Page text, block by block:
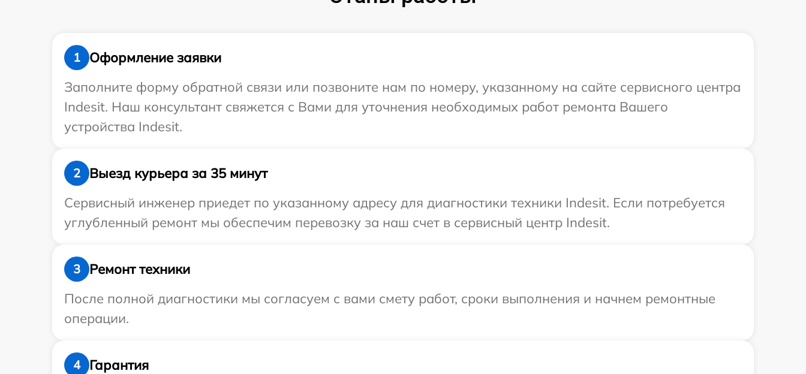
1
Оформление заявки
Заполните форму обратной связи или позвоните нам по номеру, указанному на сайте сервисного центра
Indesit. Наш консультант свяжется с Вами для уточнения необходимых работ ремонта Вашего
устройства Indesit.
2
Выезд курьера за 35 минут
Сервисный инженер приедет по указанному адресу для диагностики техники Indesit. Если потребуется
углубленный ремонт мы обеспечим перевозку за наш счет в сервисный центр Indesit.
3
Ремонт техники
После полной диагностики мы согласуем с вами смету работ, сроки выполнения и начнем ремонтные
операции.
4
Гарантия